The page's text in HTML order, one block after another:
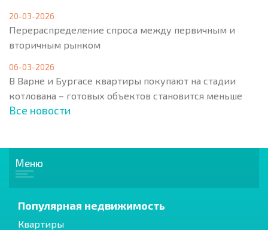
20-03-2026
Перераспределение спроса между первичным и
вторичным рынком
06-03-2026
В Варне и Бургасе квартиры покупают на стадии
котлована – готовых объектов становится меньше
Все новости
Меню
Популярная недвижимость
Квартиры